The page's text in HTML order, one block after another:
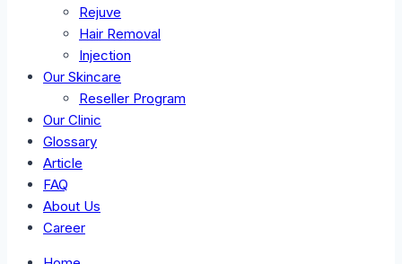
Rejuve
Hair Removal
Injection
Our Skincare
Reseller Program
Our Clinic
Glossary
Article
FAQ
About Us
Career